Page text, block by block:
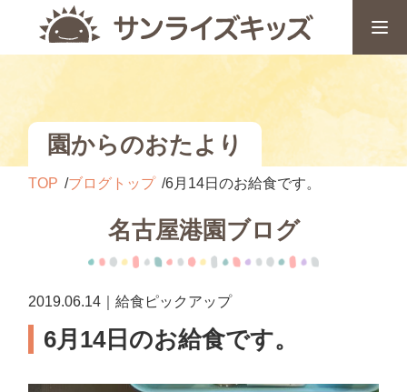
園からのおたより
TOP ブログトップ 6月14日のお給食です。
名古屋港園ブログ
2019.06.14｜給食ピックアップ
6月14日のお給食です。